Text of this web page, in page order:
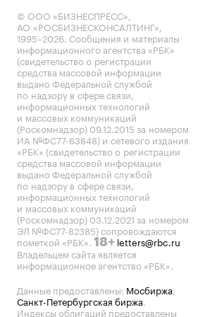
© ООО «БИЗНЕСПРЕСС»,
АО «РОСБИЗНЕСКОНСАЛТИНГ»,
1995–2026. Сообщения и материалы
информационного агентства «РБК»
(свидетельство о регистрации
средства массовой информации
выдано Федеральной службой
по надзору в сфере связи,
информационных технологий
и массовых коммуникаций
(Роскомнадзор) 09.12.2015 за номером
ИА №ФС77-63848) и сетевого издания
«РБК» (свидетельство о регистрации
средства массовой информации
выдано Федеральной службой
по надзору в сфере связи,
информационных технологий
и массовых коммуникаций
(Роскомнадзор) 03.12.2021 за номером
ЭЛ №ФС77-82385) сопровождаются
пометкой «РБК». 18+ letters@rbc.ru
Владельцем сайта является
информационное агентство «РБК».
Данные предоставлены: Мосбиржа,
Санкт-Петербургская биржа.
Индексы облигаций предоставлены